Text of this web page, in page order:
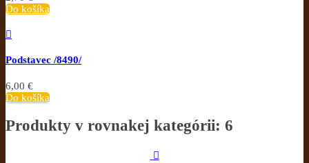
Do košíka

Podstavec /8490/
6,00 €
Do košíka
Produkty v rovnakej kategórii: 6
